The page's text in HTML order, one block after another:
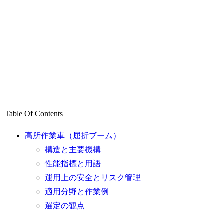
Table Of Contents
高所作業車（屈折ブーム）
構造と主要機構
性能指標と用語
運用上の安全とリスク管理
適用分野と作業例
選定の観点